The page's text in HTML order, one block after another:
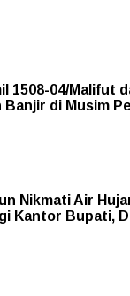
1508-04/Malifut
Banjir di Musim
Nikmati Air
Kantor Bupati,